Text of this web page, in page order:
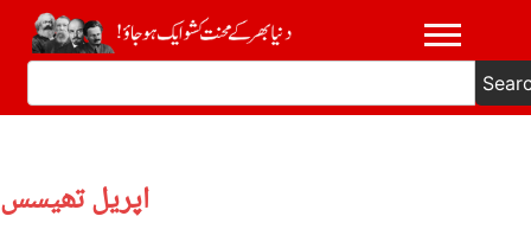
اپریل تھیسس